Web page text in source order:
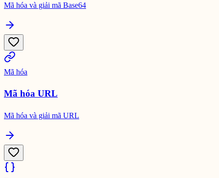
Mã hóa và giải mã Base64
Mã hóa
Mã hóa URL
Mã hóa và giải mã URL